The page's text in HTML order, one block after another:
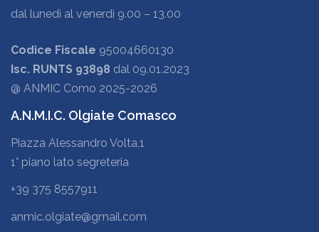
dal lunedì al venerdì 9.00 – 13.00
Codice Fiscale 95004660130
Isc. RUNTS 93898 dal 09.01.2023
@ ANMIC Como 2025-2026
A.N.M.I.C. Olgiate Comasco
Piazza Alessandro Volta,1
1° piano lato segreteria
+39 375 8557911
anmic.olgiate@gmail.com